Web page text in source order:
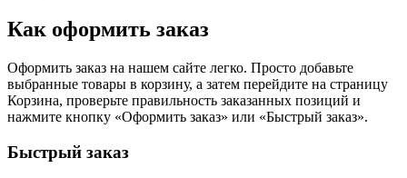
Как оформить заказ
Оформить заказ на нашем сайте легко. Просто добавьте
выбранные товары в корзину, а затем перейдите на страницу
Корзина, проверьте правильность заказанных позиций и
нажмите кнопку «Оформить заказ» или «Быстрый заказ».
Быстрый заказ